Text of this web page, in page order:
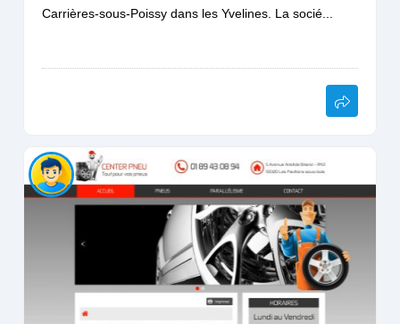
Carrières-sous-Poissy dans les Yvelines. La socié...